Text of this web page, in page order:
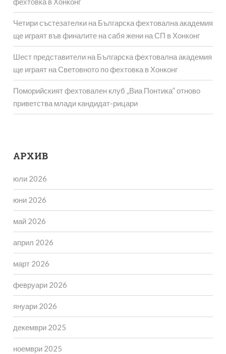
Четири състезателки на Българска фехтовална академия
ще играят във финалите на сабя жени на СП в Хонконг
Шест представители на Българска фехтовална академия
ще играят на Световното по фехтовка в Хонконг
Поморийският фехтовален клуб „Виа Понтика” отново
приветства млади кандидат-рицари
АРХИВ
юли 2026
юни 2026
май 2026
април 2026
март 2026
февруари 2026
януари 2026
декември 2025
ноември 2025